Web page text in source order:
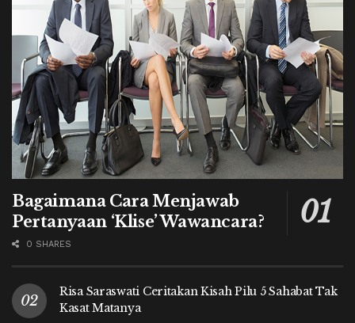
Bagaimana Cara Menjawab
Pertanyaan ‘Klise’ Wawancara?
0 SHARES
Risa Saraswati Ceritakan Kisah Pilu 5 Sahabat Tak
Kasat Matanya